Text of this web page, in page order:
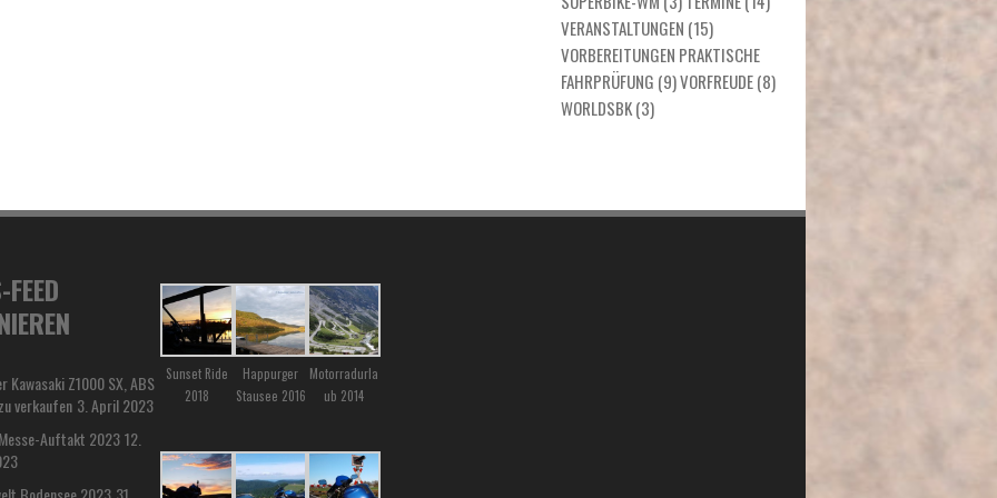
VERANSTALTUNGEN (15)
VORBEREITUNGEN PRAKTISCHE
FAHRPRÜFUNG (9)VORFREUDE(8)
WORLDSBK(3)
Kawasaki Z1000 SX, ABS
verkaufen 3. April 2023
Auftakt 202312.
Sunset Ride
2018
Happurger
Stausee 2016
Motorradurla
ub 2014